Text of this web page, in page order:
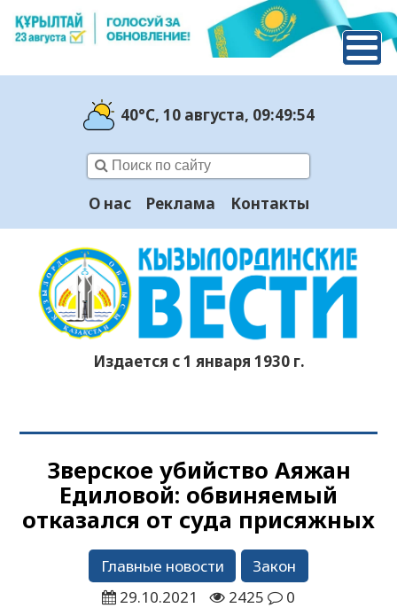
40°C, 10 августа, 09:49:55
О нас Реклама Контакты
Издается с 1 января 1930 г.
Зверское убийство Аяжан
Едиловой: обвиняемый
отказался от суда присяжных
Главные новости
Закон
29.10.2021
2425 0